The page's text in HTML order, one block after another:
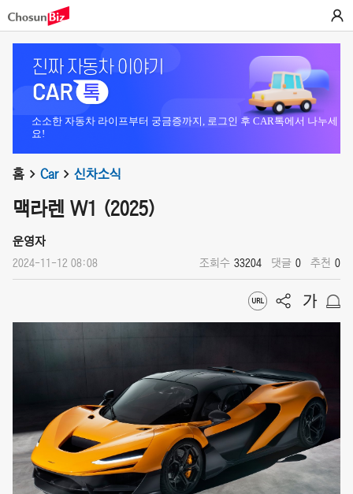
소소한 자동차 라이프부터 궁금증까지, 로그인 후 CAR톡에서 나누세
요!
홈 Car 신차소식
맥라렌 W1 (2025)
운영자
2024-11-12 08:08 조회수 33204 댓글 0 추천 0